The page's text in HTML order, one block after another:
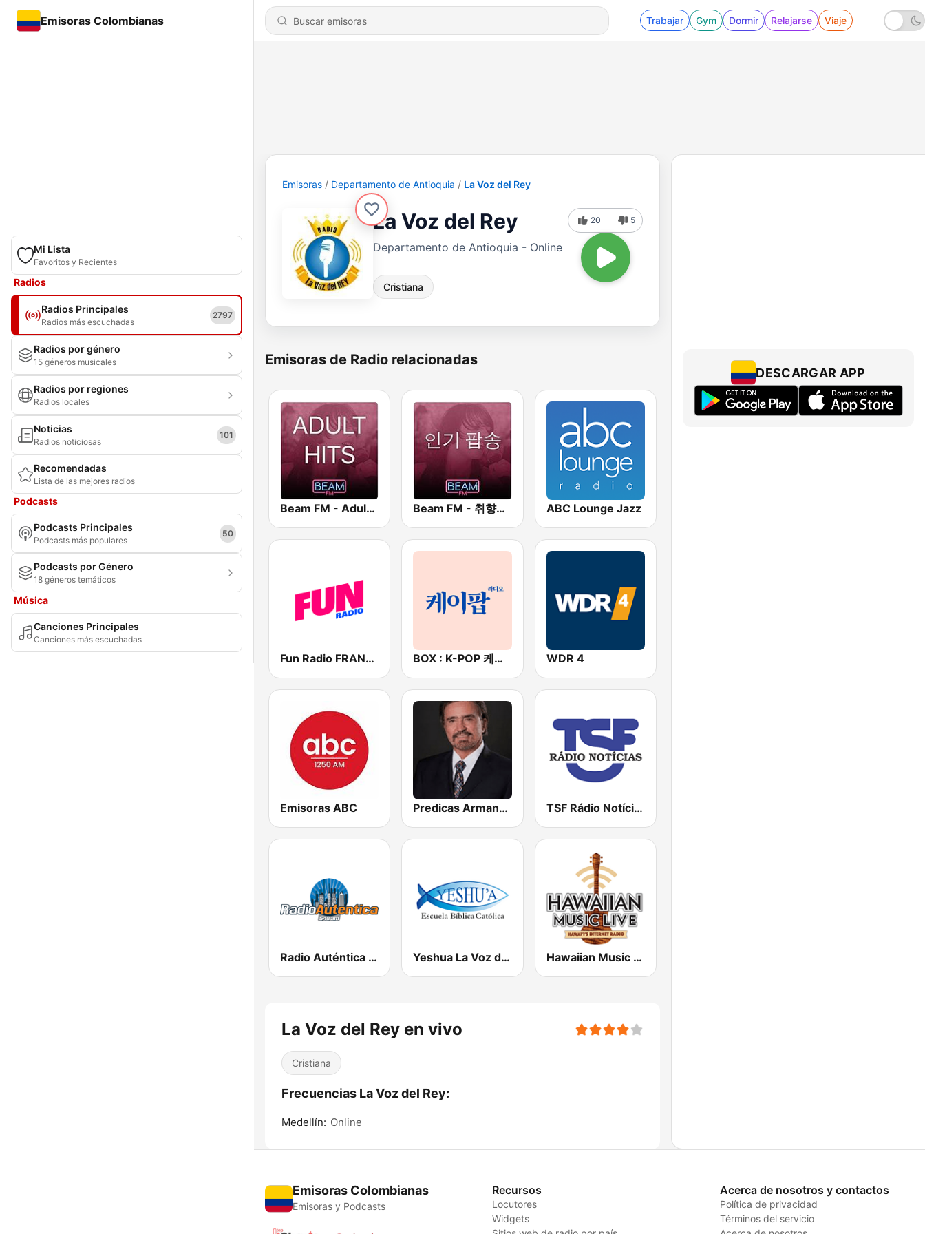
Emisoras Colombianas Trabajar Gym Dormir Relajarse Viaje
Mi Lista
Favoritos y Recientes
Radios
Radios Principales
Radios más escuchadas
2797
Radios por género
15 géneros musicales
Radios por regiones
Radios locales
Noticias
Radios noticiosas
101
Recomendadas
Lista de las mejores radios
Podcasts
Podcasts Principales
Podcasts más populares
50
Podcasts por Género
18 géneros temáticos
Música
Canciones Principales
Canciones más escuchadas
Emisoras Departamento de Antioquia La Voz del Rey
La Voz del Rey
Departamento de Antioquia - Online
Cristiana
20 5
Emisoras de Radio relacionadas
Beam FM - Adult Hits Beam FM - 취향저격 감각 팝송 ABC Lounge Jazz
Fun Radio FRANCE BOX : K-POP 케이팝 WDR 4
Emisoras ABC Predicas Armando Alducin TSF Rádio Notícias
Radio Auténtica Bogotá Yeshua La Voz de Jesucristo 1530 AM Hawaiian Music Live
La Voz del Rey en vivo
Cristiana
Frecuencias La Voz del Rey:
Medellín: Online
DESCARGAR APP
Emisoras Colombianas
Emisoras y Podcasts
Recursos
Locutores
Widgets
Acerca de nosotros y contactos
Política de privacidad
Términos del servicio